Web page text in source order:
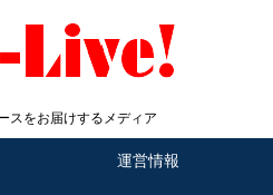
スをお届けするメディア
運営情報